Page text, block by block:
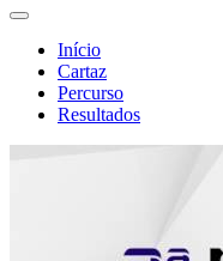
Início
Cartaz
Percurso
Resultados